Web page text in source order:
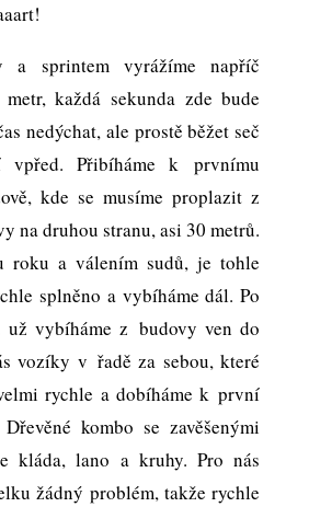
a sprintem vyrážíme napříč
každá sekunda zde bude
nedýchat, ale prostě běžet seč
vpřed. Přibíháme k prvnímu
kde se musíme proplazit z
na druhou stranu, asi 30 metrů.
roku a válením sudů, je tohle
splněno a vybíháme dál. Po
už vybíháme z budovy ven do
vozíky v řadě za sebou, které
rychle a dobíháme k první
kombo se zavěšenými
kláda, lano a kruhy. Pro nás
žádný problém, takže rychle